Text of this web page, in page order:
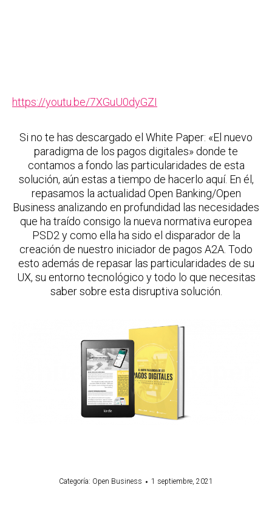
https://youtu.be/7XGuU0dyGZI
Si no te has descargado el White Paper: «El nuevo
paradigma de los pagos digitales» donde te
contamos a fondo las particularidades de esta
solución, aún estas a tiempo de hacerlo aquí. En él,
repasamos la actualidad Open Banking/Open
Business analizando en profundidad las necesidades
que ha traído consigo la nueva normativa europea
PSD2 y como ella ha sido el disparador de la
creación de nuestro iniciador de pagos A2A. Todo
esto además de repasar las particularidades de su
UX, su entorno tecnológico y todo lo que necesitas
saber sobre esta disruptiva solución.
Categoría: Open Business 1 septiembre, 2021